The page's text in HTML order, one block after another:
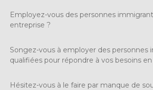
Employez-vous des personnes
entreprise ?
Songez-vous à employer des personnes
qualifiées pour répondre à vos besoins
Hésitez-vous à le faire par manque de